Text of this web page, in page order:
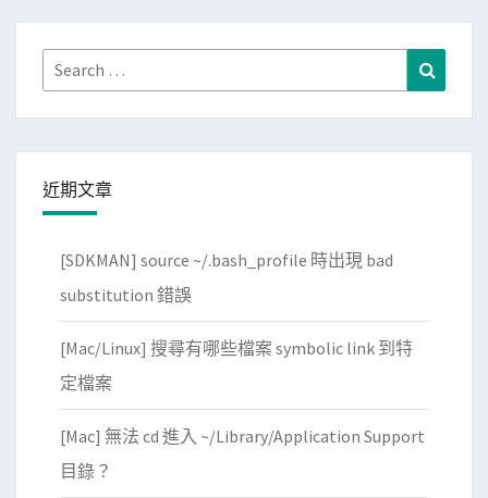
Search
for:
近期文章
[SDKMAN] source ~/.bash_profile 時出現 bad
substitution 錯誤
[Mac/Linux] 搜尋有哪些檔案 symbolic link 到特
定檔案
[Mac] 無法 cd 進入 ~/Library/Application Support
目錄？